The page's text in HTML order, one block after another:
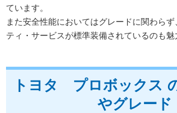
ています。
また安全性能においてはグレードに関わら
ティ・サービスが標準装備されているのも魅
トヨタ プロボックス
やグレード